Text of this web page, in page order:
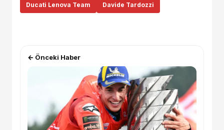
Ducati Lenova Team Davide Tardozzi
← Önceki Haber